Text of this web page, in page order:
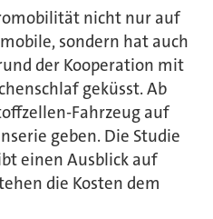
nicht nur auf
sondern hat auch
der Kooperation mit
geküsst. Ab
Fahrzeug auf
geben. Die Studie
einen Ausblick auf
die Kosten dem